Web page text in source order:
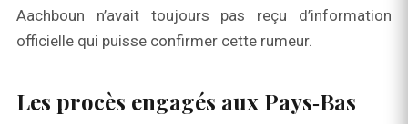
Aachboun n’avait toujours pas reçu d’information
officielle qui puisse confirmer cette rumeur.
Les procès engagés aux Pays‑Bas